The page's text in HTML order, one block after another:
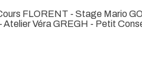
FLORENT - Stage Mario
Véra GREGH - Petit